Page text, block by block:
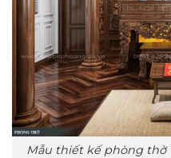
Mẫu thiết kế phòng thờ